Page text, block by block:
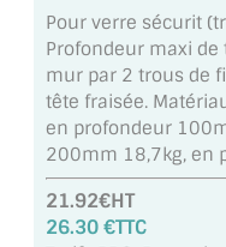
LOTS DE MIROIRS
MIROIR POUR
MIROIR DE SALLE
MIROIR PAROI DE
Pour verre sécurit
Profondeur maxi
mur par 2 trous de
tête fraisée.
en profondeur
200mm 18,7kg, en
21.92€HT
26.30 €TTC